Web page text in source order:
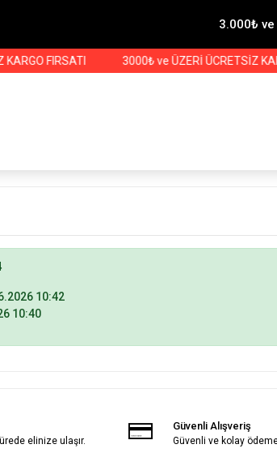
3.000₺
FIRSATI 3000₺ ve ÜZERİ ÜCRETSİZ
10:42
10:40
elinize ulaşır.
Güvenli Alışveriş
Güvenli ve kolay